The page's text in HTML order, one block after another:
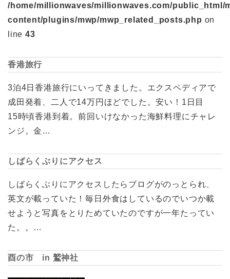
/home/millionwaves/millionwaves.com/public_html/
content/plugins/mwp/mwp_related_posts.php on
line 43
香港旅行
3泊4日香港旅行にいってきました。エクスペディアで
成田発着、二人で14万円ほどでした。安い！1日目
15時頃香港到着。前回いけなかった海鮮料理にチャレ
ンジ。金…
しばらくぶりにアクセス
しばらくぶりにアクセスしたらブログがのっとられ、
英文が載っていた！毎日外食はしているのでいつか載
せようと写真をとりためていたのですが一年たってい
た。。…
酉の市 in 鷲神社